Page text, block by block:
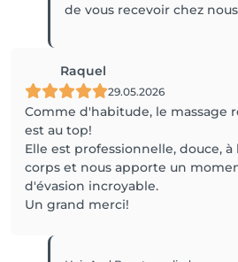
de vous recevoir chez
Raquel
29.05.2026
Comme d'habitude, le massage
est au top!
Elle est professionnelle, douce,
corps et nous apporte un
d'évasion incroyable.
Un grand merci!